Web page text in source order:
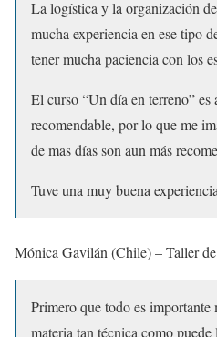
La logística y la organización
mucha experiencia en ese tipo
tener mucha paciencia con los
El curso “Un día en terreno” es
recomendable, por lo que me
de mas días son aun más
Tuve una muy buena
Mónica Gavilán (Chile) – Taller
Primero que todo es importante
materia tan técnica como